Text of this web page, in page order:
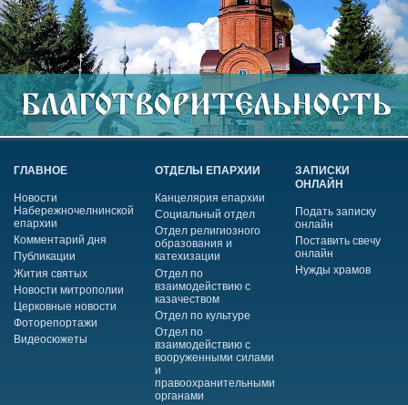
ГЛАВНОЕ
Новости
Набережночелнинской
епархии
Комментарий дня
Публикации
Жития святых
Новости митрополии
Церковные новости
Фоторепортажи
Видеосюжеты
ОТДЕЛЫ ЕПАРХИИ
Канцелярия епархии
Социальный отдел
Отдел религиозного
образования и
катехизации
Отдел по
взаимодействию с
казачеством
Отдел по культуре
Отдел по
взаимодействию с
вооруженными силами
и
правоохранительными
органами
ЗАПИСКИ
ОНЛАЙН
Подать записку
онлайн
Поставить свечу
онлайн
Нужды храмов